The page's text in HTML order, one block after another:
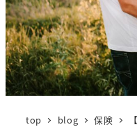
top blog 保険